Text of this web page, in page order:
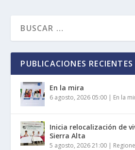
PUBLICACIONES RECIENTES
En la mira
6 agosto, 2026 05:00 | En la
Inicia relocalización de
Sierra Alta
5 agosto, 2026 21:00 |